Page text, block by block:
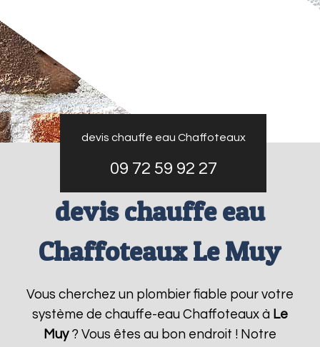
devis chauffe eau Chaffoteaux
09 72 59 92 27
devis chauffe eau
Chaffoteaux Le Muy
Vous cherchez un plombier fiable pour votre
système de chauffe-eau Chaffoteaux à Le
Muy? Vous êtes au bon endroit ! Notre